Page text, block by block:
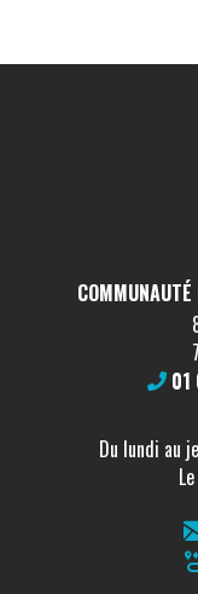
01
Du lundi au